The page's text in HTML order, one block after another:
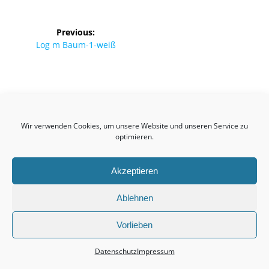
Wir verwenden Cookies, um unsere Website und unseren Service zu
optimieren.
Akzeptieren
Ablehnen
Vorlieben
DatenschutzImpressum
Beitragsnavigation
Previous:
Previous
Log m Baum-1-weiß
Birkmannsweiler
© 2026 Kultur- & Heimatvereinigung Birkmannsweiler
Impressum
Datenschutz